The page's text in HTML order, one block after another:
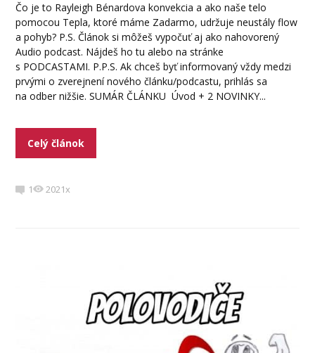
Čo je to Rayleigh Bénardova konvekcia a ako naše telo
pomocou Tepla, ktoré máme Zadarmo, udržuje neustály flow
a pohyb? P.S. Článok si môžeš vypočuť aj ako nahovorený
Audio podcast. Nájdeš ho tu alebo na stránke
s PODCASTAMI. P.P.S. Ak chceš byť informovaný vždy medzi
prvými o zverejnení nového článku/podcastu, prihlás sa
na odber nižšie. SUMÁR ČLÁNKU Úvod + 2 NOVINKY...
Celý článok
1 2021x